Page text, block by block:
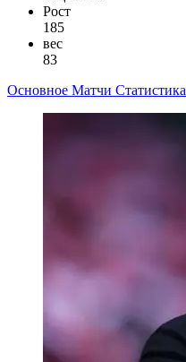
Рост
185
вес
83
Основное Матчи Статистика